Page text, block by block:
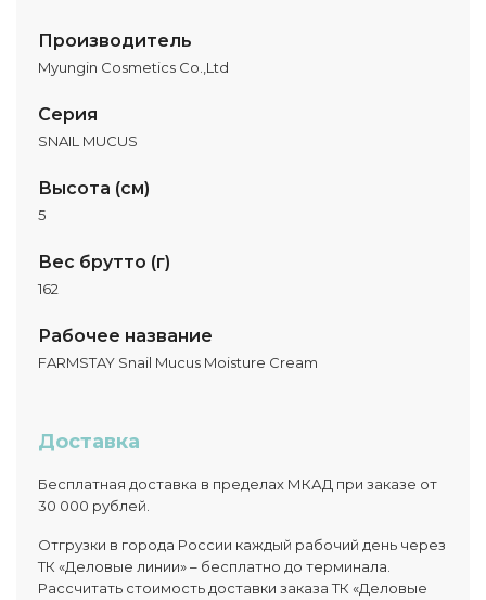
Производитель
Myungin Cosmetics Co.,Ltd
Серия
SNAIL MUCUS
Высота (см)
5
Вес брутто (г)
162
Рабочее название
FARMSTAY Snail Mucus Moisture Cream
Доставка
Бесплатная доставка в пределах МКАД при заказе от
30 000 рублей.
Отгрузки в города России каждый рабочий день через
ТК «Деловые линии» – бесплатно до терминала.
Рассчитать стоимость доставки заказа ТК «Деловые